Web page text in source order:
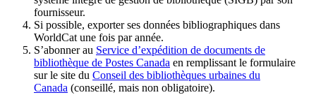
fournisseur.
Si possible, exporter ses données bibliographiques dans
WorldCat une fois par année.
S’abonner au Service d’expédition de documents de
bibliothèque de Postes Canada en remplissant le formulaire
sur le site du Conseil des bibliothèques urbaines du
Canada (conseillé, mais non obligatoire).